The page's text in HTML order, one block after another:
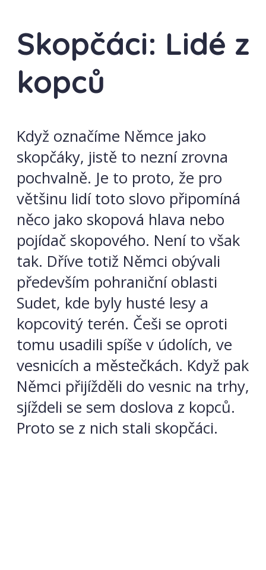
Skopčáci: Lidé z
kopců
Když označíme Němce jako
skopčáky, jistě to nezní zrovna
pochvalně. Je to proto, že pro
většinu lidí toto slovo připomíná
něco jako skopová hlava nebo
pojídač skopového. Není to však
tak. Dříve totiž Němci obývali
především pohraniční oblasti
Sudet, kde byly husté lesy a
kopcovitý terén. Češi se oproti
tomu usadili spíše v údolích, ve
vesnicích a městečkách. Když pak
Němci přijížděli do vesnic na trhy,
sjíždeli se sem doslova z kopců.
Proto se z nich stali skopčáci.